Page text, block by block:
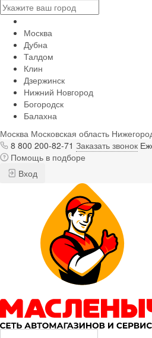
Москва
Дубна
Талдом
Клин
Дзержинск
Нижний Новгород
Богородск
Балахна
Москва Московская область
8 800 200-82-71 Заказать звонок
Помощь в подборе
Вход